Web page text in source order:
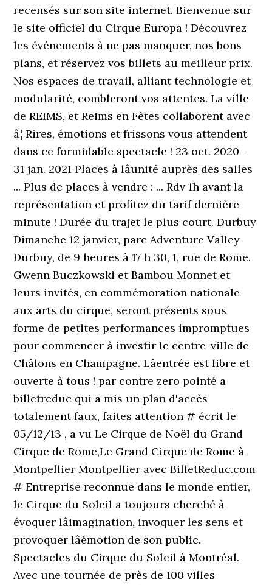
recensés sur son site internet. Bienvenue sur
le site officiel du Cirque Europa ! Découvrez
les événements à ne pas manquer, nos bons
plans, et réservez vos billets au meilleur prix.
Nos espaces de travail, alliant technologie et
modularité, combleront vos attentes. La ville
de REIMS, et Reims en Fêtes collaborent avec
â¦ Rires, émotions et frissons vous attendent
dans ce formidable spectacle ! 23 oct. 2020 -
31 jan. 2021 Places à lâunité auprès des salles
... Plus de places à vendre : ... Rdv 1h avant la
représentation et profitez du tarif dernière
minute ! Durée du trajet le plus court. Durbuy
Dimanche 12 janvier, parc Adventure Valley
Durbuy, de 9 heures à 17 h 30, 1, rue de Rome.
Gwenn Buczkowski et Bambou Monnet et
leurs invités, en commémoration nationale
aux arts du cirque, seront présents sous
forme de petites performances impromptues
pour commencer à investir le centre-ville de
Châlons en Champagne. Lâentrée est libre et
ouverte à tous ! par contre zero pointé a
billetreduc qui a mis un plan d'accès
totalement faux, faites attention # écrit le
05/12/13 , a vu Le Cirque de Noël du Grand
Cirque de Rome,Le Grand Cirque de Rome à
Montpellier Montpellier avec BilletReduc.com
# Entreprise reconnue dans le monde entier,
le Cirque du Soleil a toujours cherché à
évoquer lâimagination, invoquer les sens et
provoquer lâémotion de son public.
Spectacles du Cirque du Soleil à Montréal.
Avec une tournée de près de 100 villes